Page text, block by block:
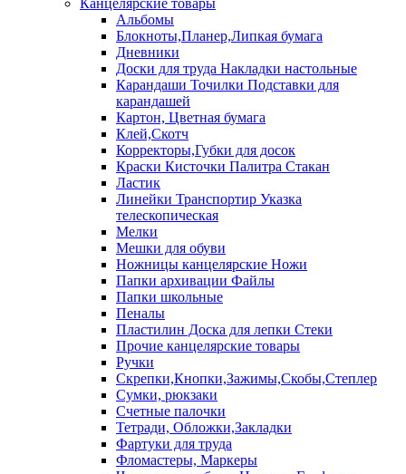
Канцелярские товары
Альбомы
Блокноты,Планер,Липкая бумага
Дневники
Доски для труда Накладки настольные
Карандаши Точилки Подставки для
карандашей
Картон, Цветная бумага
Клей,Скотч
Корректоры,Губки для досок
Краски Кисточки Палитра Стакан
Ластик
Линейки Транспортир Указка
телескопическая
Мелки
Мешки для обуви
Ножницы канцелярские Ножи
Папки архивации Файлы
Папки школьные
Пеналы
Пластилин Доска для лепки Стеки
Прочие канцелярские товары
Ручки
Скрепки,Кнопки,Зажимы,Скобы,Степлер
Сумки, рюкзаки
Счетные палочки
Тетради, Обложки,Закладки
Фартуки для труда
Фломастеры, Маркеры